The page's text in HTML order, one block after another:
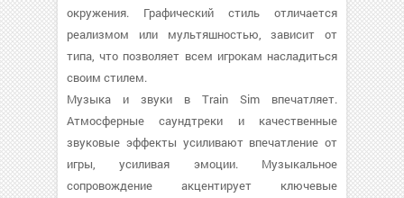
окружения. Графический стиль отличается
реализмом или мультяшностью, зависит от
типа, что позволяет всем игрокам насладиться
своим стилем.
Музыка и звуки в Train Sim впечатляет.
Атмосферные саундтреки и качественные
звуковые эффекты усиливают впечатление от
игры, усиливая эмоции. Музыкальное
сопровождение акцентирует ключевые